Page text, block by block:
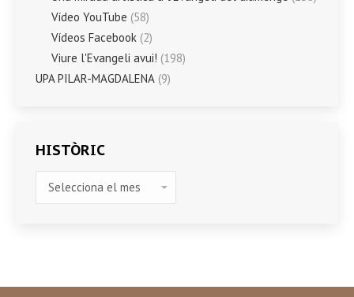
Vídeo YouTube (58)
Vídeos Facebook (2)
Viure l'Evangeli avui! (198)
UPA PILAR-MAGDALENA (9)
HISTÒRIC